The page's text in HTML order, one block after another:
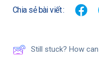
Chia sẻ bài viết :
Still stuck? How